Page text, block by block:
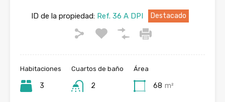
ID de la propiedad: Ref. 36 A DPI Destacado
Habitaciones
3
Cuartos de baño
2
Área
68 m²